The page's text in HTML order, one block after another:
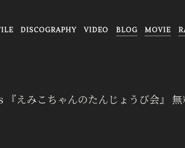
DISCOGRAPHY VIDEO BLOG MOVIE
みこちゃんのたんじょうび会』 無